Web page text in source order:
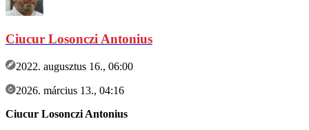
Ciucur Losonczi Antonius
2022. augusztus 16., 06:00
2026. március 13., 04:16
Ciucur Losonczi Antonius